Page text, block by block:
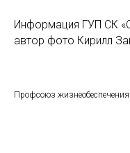
Информация ГУП СК
автор фото Кирилл
Профсоюз жизнеобеспечения